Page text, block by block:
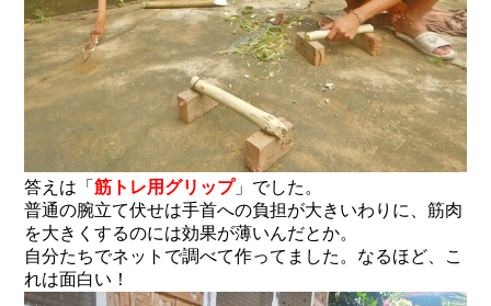
答えは「筋トレ用グリップ」でした。
普通の腕立て伏せは手首への負担が大きいわりに、筋肉
を大きくするのには効果が薄いんだとか。
自分たちでネットで調べて作ってました。なるほど、こ
れは面白い！